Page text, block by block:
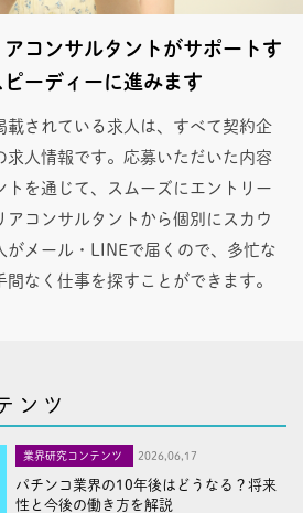
コンサルタントがサポートす
ーディーに進みます
載されている求人は、すべて契約企
求人情報です。応募いただいた内容
トを通じて、スムーズにエントリー
アコンサルタントから個別にスカウ
がメール・LINEで届くので、多忙な
なく仕事を探すことができます。
ンツ
業界研究コンテンツ 2026,06,17
パチンコ業界の10年後はどうなる？将来
性と今後の働き方を解説